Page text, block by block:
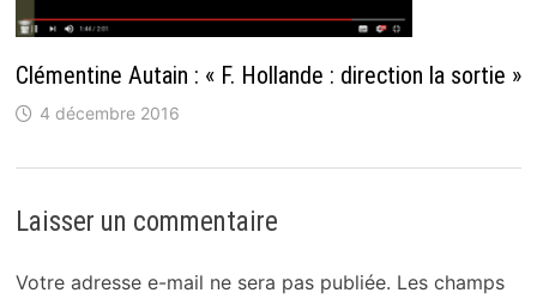
Clémentine Autain : « F. Hollande : direction la sortie »
4 décembre 2016
Laisser un commentaire
Votre adresse e-mail ne sera pas publiée. Les champs